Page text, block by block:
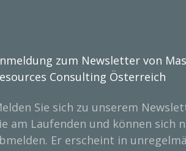
zum Newsletter von
Consulting Österreich
Sie sich zu unserem
am Laufenden und können sich
Er erscheint in